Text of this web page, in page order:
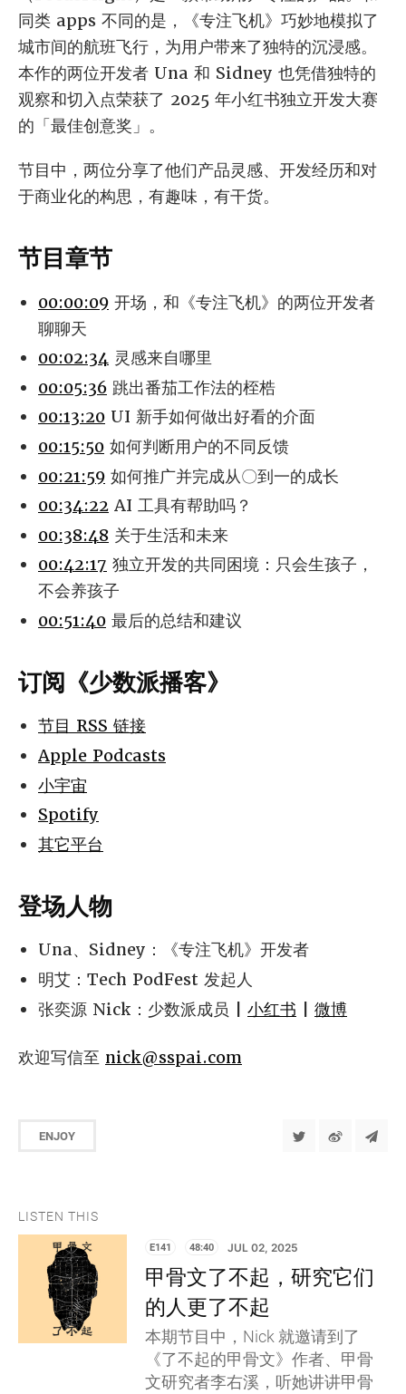
同类 apps 不同的是，《专注飞机》巧妙地模拟了
城市间的航班飞行，为用户带来了独特的沉浸感。
本作的两位开发者 Una 和 Sidney 也凭借独特的
观察和切入点荣获了 2025 年小红书独立开发大赛
的「最佳创意奖」。
节目中，两位分享了他们产品灵感、开发经历和对
于商业化的构思，有趣味，有干货。
节目章节
00:00:09 开场，和《专注飞机》的两位开发者
聊聊天
00:02:34 灵感来自哪里
00:05:36 跳出番茄工作法的桎梏
00:13:20 UI 新手如何做出好看的介面
00:15:50 如何判断用户的不同反馈
00:21:59 如何推广并完成从〇到一的成长
00:34:22 AI 工具有帮助吗？
00:38:48 关于生活和未来
00:42:17 独立开发的共同困境：只会生孩子，
不会养孩子
00:51:40 最后的总结和建议
订阅《少数派播客》
节目 RSS 链接
Apple Podcasts
小宇宙
Spotify
其它平台
登场人物
Una、Sidney：《专注飞机》开发者
明艾：Tech PodFest 发起人
张奕源 Nick：少数派成员 | 小红书 | 微博
欢迎写信至 nick@sspai.com
ENJOY
LISTEN THIS
E141 48:40 JUL 02, 2025
甲骨文了不起，研究它们
的人更了不起
本期节目中，Nick 就邀请到了
《了不起的甲骨文》作者、甲骨
文研究者李右溪，听她讲讲甲骨